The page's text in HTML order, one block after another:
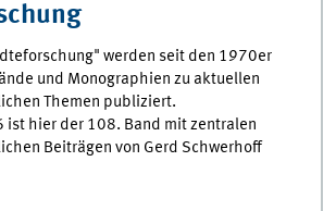
werden seit den 1970er
und Monographien zu aktuellen
Themen publiziert.
ist hier der 108. Band mit zentralen
Beiträgen von Gerd Schwerhoff